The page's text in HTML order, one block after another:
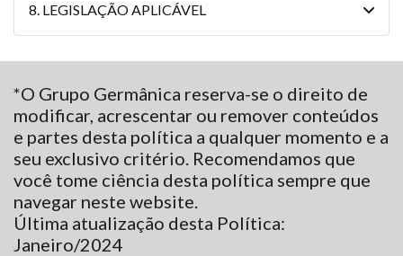
8. LEGISLAÇÃO APLICÁVEL
*O Grupo Germânica reserva-se o direito de
modificar, acrescentar ou remover conteúdos
e partes desta política a qualquer momento e a
seu exclusivo critério. Recomendamos que
você tome ciência desta política sempre que
navegar neste website.
Última atualização desta Política:
Janeiro/2024